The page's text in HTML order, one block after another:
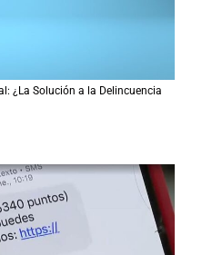
¿La Solución a la Delincuencia